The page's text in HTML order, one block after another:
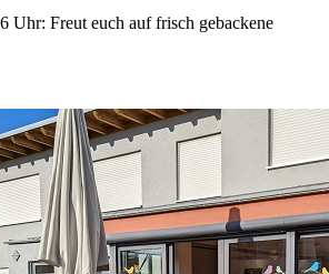
Uhr: Freut euch auf frisch gebackene